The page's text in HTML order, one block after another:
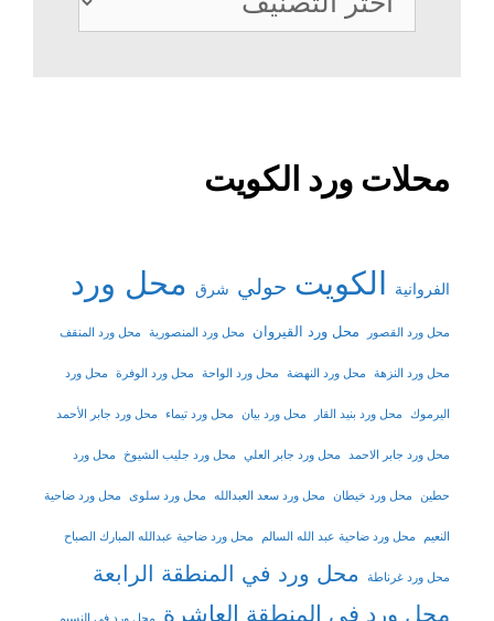
محلات ورد الكويت
الفروانية الكويت حولي شرق محل ورد
محل ورد القصور محل ورد القيروان محل ورد المنصورية محل ورد المنقف
محل ورد النزهة محل ورد النهضة محل ورد الواحة محل ورد الوفرة محل ورد
اليرموك محل ورد بنيد القار محل ورد بيان محل ورد تيماء محل ورد جابر الأحمد
محل ورد جابر الاحمد محل ورد جابر العلي محل ورد جليب الشيوخ محل ورد
حطين محل ورد خيطان محل ورد سعد العبدالله محل ورد سلوى محل ورد ضاحية
النعيم محل ورد ضاحية عبد الله السالم محل ورد ضاحية عبدالله المبارك الصباح
محل ورد غرناطة
محل ورد في المنطقة الرابعة
محل ورد في المنطقة العاشرة